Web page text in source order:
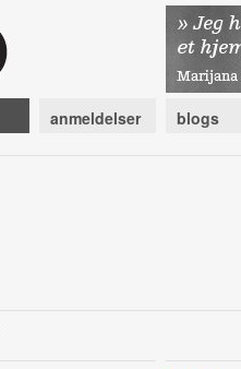
anmeldelser blogs